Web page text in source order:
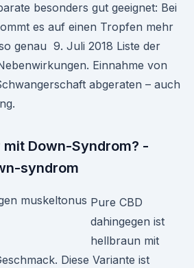
besonders gut geeignet: Bei
es auf einen Tropfen mehr
genau 9. Juli 2018 Liste der
Einnahme von
abgeraten – auch
mit Down-Syndrom? -
syndrom
Pure CBD
dahingegen ist
hellbraun mit
Diese Variante ist